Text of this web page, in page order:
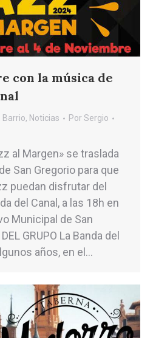
con la música de
Barrio, Noticias PorSergio
al Margen» se traslada
San Gregorio para que
puedan disfrutar del
del Canal, a las 18h en
Municipal de San
GRUPO La Banda del
años, en el…